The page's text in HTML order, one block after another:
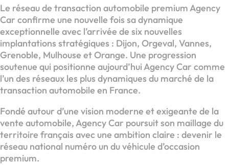
Le réseau de transaction automobile premium Agency
Car confirme une nouvelle fois sa dynamique
exceptionnelle avec l’arrivée de six nouvelles
implantations stratégiques : Dijon, Orgeval, Vannes,
Grenoble, Mulhouse et Orange. Une progression
soutenue qui positionne aujourd’hui Agency Car comme
l’un des réseaux les plus dynamiques du marché de la
transaction automobile en France.
Fondé autour d’une vision moderne et exigeante de la
vente automobile, Agency Car poursuit son maillage du
territoire français avec une ambition claire : devenir le
réseau national numéro un du véhicule d’occasion
premium.